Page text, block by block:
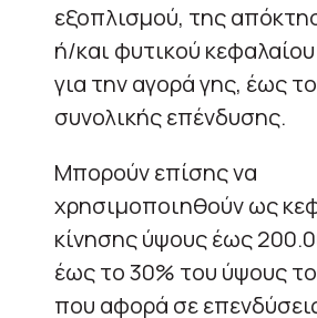
εξοπλισμού, της
ή/και φυτικού
για την αγορά γης, έως
συνολικής επένδυσης.
Μπορούν επίσης να
χρησιμοποιηθούν ως
κίνησης ύψους έως
έως το 30% του ύψους
που αφορά σε